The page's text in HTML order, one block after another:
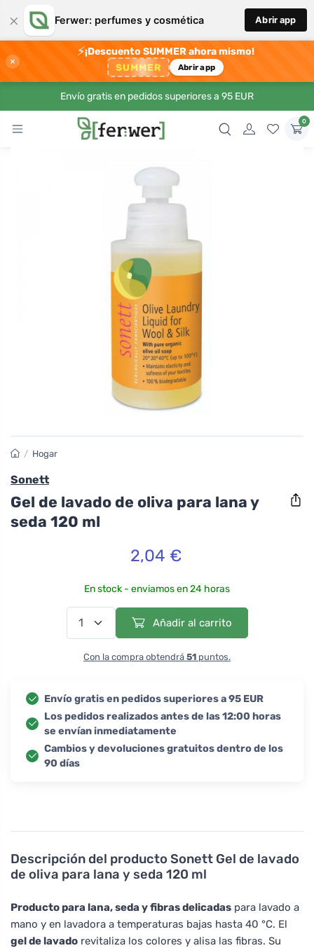
× Ferwer: perfumes y cosmética Abrir app
×
⚡¡Descuento SUMMER ahora mismo!
SUMMER Abrir app
Envío gratis en pedidos superiores a 95 EUR
0
Descripción del producto Sonett Gel de lavado
de oliva para lana y seda 120 ml
Producto para lana, seda y fibras delicadas para lavado a
mano y en lavadora a temperaturas bajas hasta 40 °C. El
gel de lavado revitaliza los colores y alisa las fibras. Su
/ Hogar
Sonett
Gel de lavado de oliva para lana y
seda 120 ml
2,04 €
En stock - enviamos en 24 horas
Añadir al carrito
Con la compra obtendrá 51 puntos.
Envío gratis en pedidos superiores a 95 EUR
Los pedidos realizados antes de las 12:00 horas
se envían inmediatamente
Cambios y devoluciones gratuitos dentro de los
90 días